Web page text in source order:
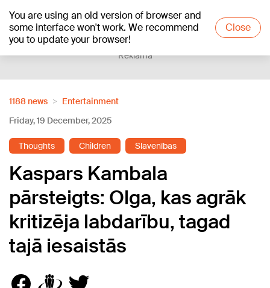
You are using an old version of browser and
some interface won't work. We recommend
you to update your browser!
Close
+21°C
Reklāma
1188 news
Entertainment
Friday, 19 December, 2025
Thoughts Children Slavenības
Kaspars Kambala
pārsteigts: Olga, kas agrāk
kritizēja labdarību, tagad
tajā iesaistās